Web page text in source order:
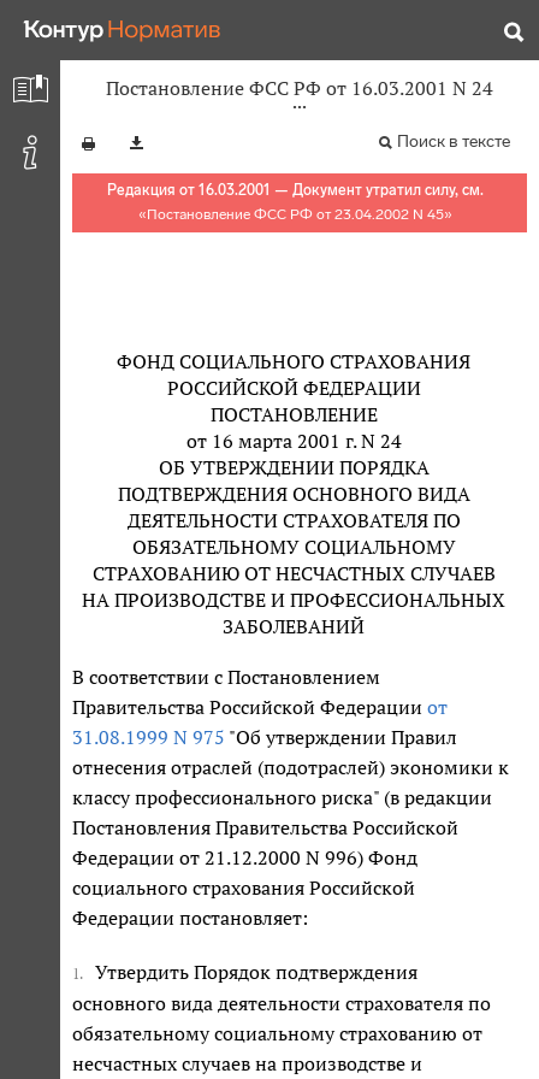
Постановление ФСС РФ от 16.03.2001 N 24
Поиск в тексте
Редакция от 16.03.2001 — Документ утратил силу, см.
«Постановление ФСС РФ от 23.04.2002 N 45»
ФОНД СОЦИАЛЬНОГО СТРАХОВАНИЯ
РОССИЙСКОЙ ФЕДЕРАЦИИ
ПОСТАНОВЛЕНИЕ
от 16 марта 2001 г. N 24
ОБ УТВЕРЖДЕНИИ ПОРЯДКА
ПОДТВЕРЖДЕНИЯ ОСНОВНОГО ВИДА
ДЕЯТЕЛЬНОСТИ СТРАХОВАТЕЛЯ ПО
ОБЯЗАТЕЛЬНОМУ СОЦИАЛЬНОМУ
СТРАХОВАНИЮ ОТ НЕСЧАСТНЫХ СЛУЧАЕВ
НА ПРОИЗВОДСТВЕ И ПРОФЕССИОНАЛЬНЫХ
ЗАБОЛЕВАНИЙ
В соответствии с Постановлением
Правительства Российской Федерации от
31.08.1999 N 975 "Об утверждении Правил
отнесения отраслей (подотраслей) экономики к
классу профессионального риска" (в редакции
Постановления Правительства Российской
Федерации от 21.12.2000 N 996) Фонд
социального страхования Российской
Федерации постановляет:
1.
Утвердить Порядок подтверждения
основного вида деятельности страхователя по
обязательному социальному страхованию от
несчастных случаев на производстве и